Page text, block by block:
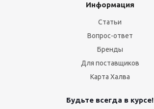
Информация
Статьи
Вопрос-ответ
Бренды
Для поставщиков
Карта Халва
Будьте всегда в курсе!